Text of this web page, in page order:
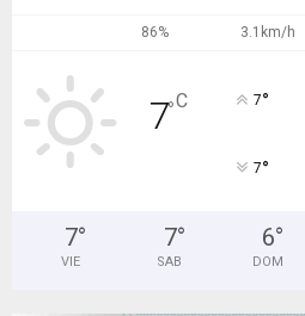
86% 3.1km/h
7°C 7°
7°
7°
VIE
7°
SAB
6°
DOM